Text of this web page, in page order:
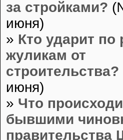
за стройками?
июня)
» Кто ударит по
жуликам от
строительства?
июня)
» Что
бывшими
правительства